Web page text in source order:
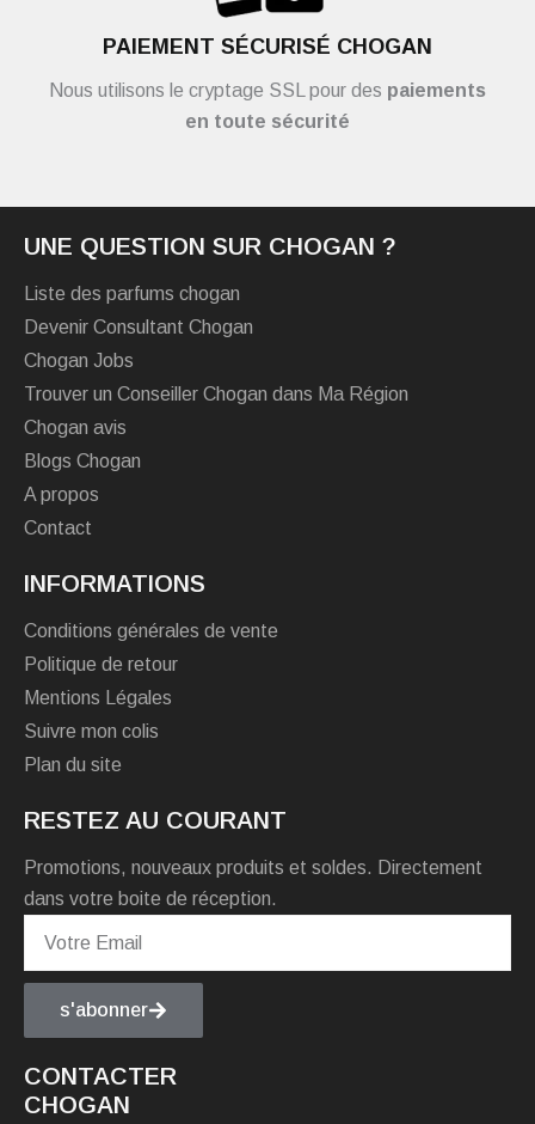
PAIEMENT SÉCURISÉ CHOGAN
Nous utilisons le cryptage SSL pour des paiements
en toute sécurité
UNE QUESTION SUR CHOGAN ?
Liste des parfums chogan
Devenir Consultant Chogan
Chogan Jobs
Trouver un Conseiller Chogan dans Ma Région
Chogan avis
Blogs Chogan
A propos
Contact
INFORMATIONS
Conditions générales de vente
Politique de retour
Mentions Légales
Suivre mon colis
Plan du site
RESTEZ AU COURANT
Promotions, nouveaux produits et soldes. Directement
dans votre boite de réception.
s'abonner
CONTACTER
CHOGAN